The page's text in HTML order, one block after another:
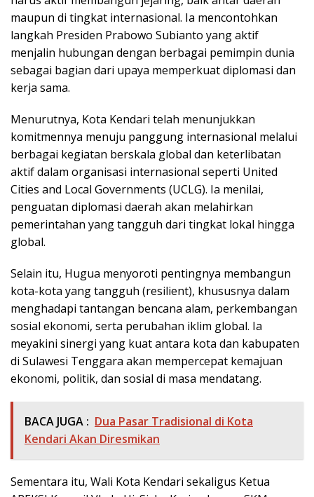
maupun di tingkat internasional. Ia mencontohkan
langkah Presiden Prabowo Subianto yang aktif
menjalin hubungan dengan berbagai pemimpin dunia
sebagai bagian dari upaya memperkuat diplomasi dan
kerja sama.
Menurutnya, Kota Kendari telah menunjukkan
komitmennya menuju panggung internasional melalui
berbagai kegiatan berskala global dan keterlibatan
aktif dalam organisasi internasional seperti United
Cities and Local Governments (UCLG). Ia menilai,
penguatan diplomasi daerah akan melahirkan
pemerintahan yang tangguh dari tingkat lokal hingga
global.
Selain itu, Hugua menyoroti pentingnya membangun
kota-kota yang tangguh (resilient), khususnya dalam
menghadapi tantangan bencana alam, perkembangan
sosial ekonomi, serta perubahan iklim global. Ia
meyakini sinergi yang kuat antara kota dan kabupaten
di Sulawesi Tenggara akan mempercepat kemajuan
ekonomi, politik, dan sosial di masa mendatang.
BACA JUGA : Dua Pasar Tradisional di Kota
Kendari Akan Diresmikan
Sementara itu, Wali Kota Kendari sekaligus Ketua